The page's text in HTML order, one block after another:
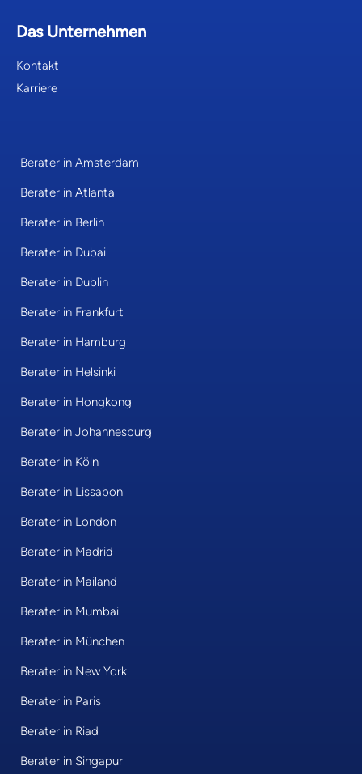
Das Unternehmen
Kontakt
Karriere
Berater in Amsterdam
Berater in Atlanta
Berater in Berlin
Berater in Dubai
Berater in Dublin
Berater in Frankfurt
Berater in Hamburg
Berater in Helsinki
Berater in Hongkong
Berater in Johannesburg
Berater in Köln
Berater in Lissabon
Berater in London
Berater in Madrid
Berater in Mailand
Berater in Mumbai
Berater in München
Berater in New York
Berater in Paris
Berater in Riad
Berater in Singapur